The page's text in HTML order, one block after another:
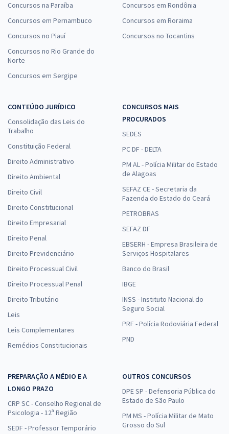
Concursos na Paraíba
Concursos em Pernambuco
Concursos no Piauí
Concursos no Rio Grande do
Norte
Concursos em Sergipe
Concursos em Rondônia
Concursos em Roraima
Concursos no Tocantins
CONTEÚDO JURÍDICO
Consolidação das Leis do
Trabalho
Constituição Federal
Direito Administrativo
Direito Ambiental
Direito Civil
Direito Constitucional
Direito Empresarial
Direito Penal
Direito Previdenciário
Direito Processual Civil
Direito Processual Penal
Direito Tributário
Leis
Leis Complementares
Remédios Constitucionais
CONCURSOS MAIS
PROCURADOS
SEDES
PC DF - DELTA
PM AL - Polícia Militar do Estado
de Alagoas
SEFAZ CE - Secretaria da
Fazenda do Estado do Ceará
PETROBRAS
SEFAZ DF
EBSERH - Empresa Brasileira de
Serviços Hospitalares
Banco do Brasil
IBGE
INSS - Instituto Nacional do
Seguro Social
PRF - Polícia Rodoviária Federal
PND
PREPARAÇÃO A MÉDIO E A
LONGO PRAZO
CRP SC - Conselho Regional de
Psicologia - 12ª Região
SEDF - Professor Temporário
OUTROS CONCURSOS
DPE SP - Defensoria Pública do
Estado de São Paulo
PM MS - Polícia Militar de Mato
Grosso do Sul